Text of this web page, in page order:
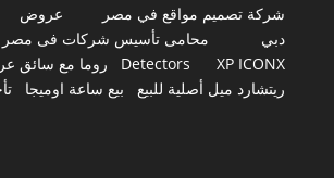
شركة تصميم مواقع في مصر
عروض
دبي
محامى تأسيس شركات فى مصر
Detectors
XP ICONX روما مع سائق
ريتشارد ميل أصلية للبيع
بيع ساعة اوميجا